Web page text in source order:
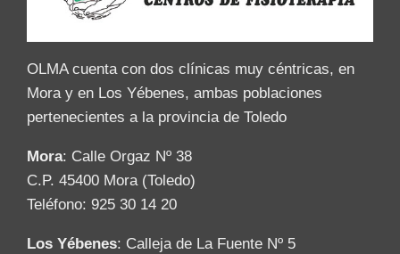
OLMA cuenta con dos clínicas muy céntricas, en
Mora y en Los Yébenes, ambas poblaciones
pertenecientes a la provincia de Toledo
Mora: Calle Orgaz Nº 38
C.P. 45400 Mora (Toledo)
Teléfono: 925 30 14 20
Los Yébenes: Calleja de La Fuente Nº 5